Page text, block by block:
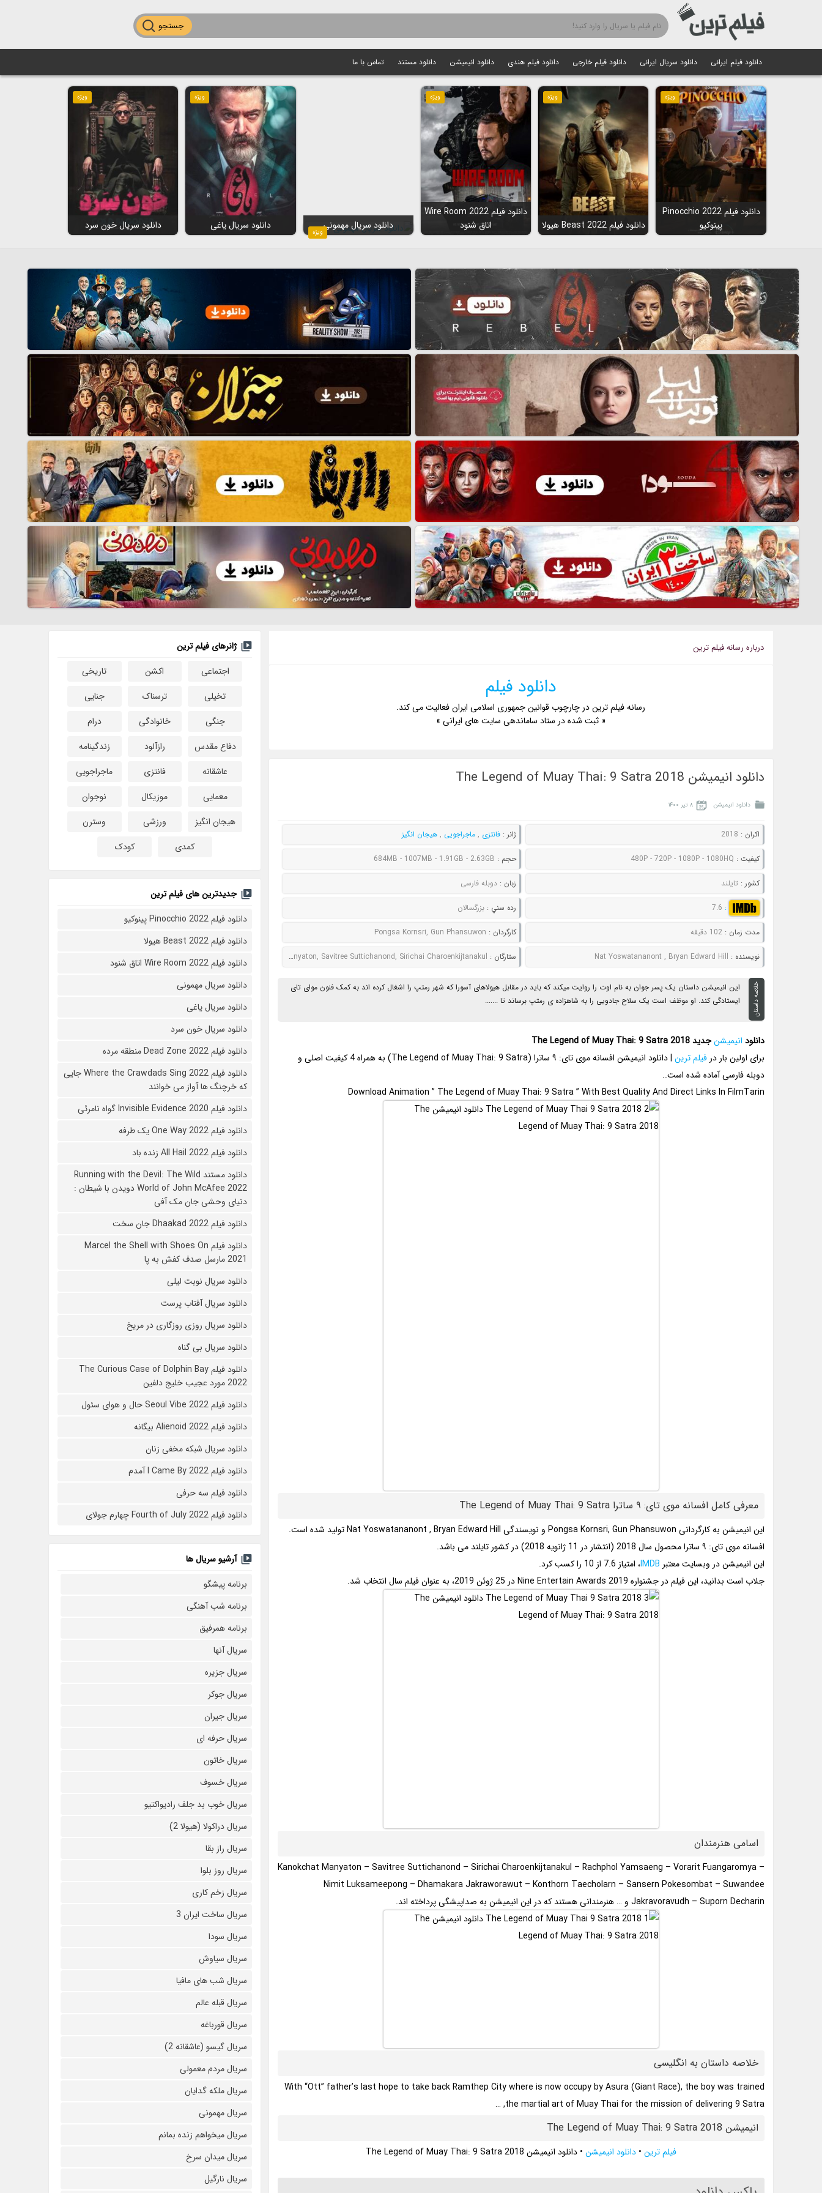
جستجو
دانلود فیلم ایرانی دانلود سریال ایرانی دانلود فیلم خارجی دانلود فیلم هندی دانلود انیمیشن دانلود مستند تماس با ما
ویژه
دانلود فیلم Pinocchio 2022
پینوکیو
ویژه
دانلود فیلم Beast 2022 هیولا
ویژه
دانلود فیلم Wire Room 2022
اتاق شنود
ویژه
دانلود سریال مهمونی
ویژه
دانلود سریال یاغی
ویژه
دانلود سریال خون سرد
درباره رسانه فيلم ترين
دانلود فیلم
رسانه فیلم ترین در چارچوب قوانین جمهوری اسلامی ایران فعالیت می کند.
« ثبت شده در ستاد ساماندهی سایت های ایرانی »
دانلود انیمیشن The Legend of Muay Thai: 9 Satra 2018
دانلود انیمیشن ۸ تیر ۱۴۰۰
اکران : 2018 ژانر :فانتزی ,ماجراجویی ,هیجان انگیز
کيفيت : 480P - 720P - 1080P - 1080HQ حجم : 684MB - 1007MB - 1.91GB - 2.63GB
کشور : تایلند زبان :دوبله فارسی
:
7.6 رده سني :بزرگسالان
مدت زمان :102 دقیقه کارگردان : Pongsa Kornsri, Gun Phansuwon
نويسنده : Nat Yoswatananont , Bryan Edward Hill ستارگان : Kanokchat Manyaton, Savitree Suttichanond, Sirichai Charoenkijtanakul
خلاصه داستان
این انیمیشن داستان یک پسر جوان به نام اوت را روایت میکند که باید در مقابل هیولاهای آسورا که شهر رمتپ را اشغال کرده اند به کمک فنون موای تای
ایستادگی کند. او موظف است یک سلاح جادویی را به شاهزاده ی رمتپ برساند تا .......
دانلود انیمیشنجدید The Legend of Muay Thai: 9 Satra 2018
برای اولین بار درفیلم ترین
| دانلود انیمیشن افسانه موی تای: ۹ ساترا (The Legend of Muay Thai: 9 Satra) به همراه 4 کیفیت اصلی و
دوبله فارسی آماده شده است..
Download Animation ” The Legend of Muay Thai: 9 Satra ” With Best Quality And Direct Links In FilmTarin
معرفی کامل افسانه موی تای: ۹ ساترا The Legend of Muay Thai: 9 Satra
این انیمیشن به کارگردانی Pongsa Kornsri, Gun Phansuwon و نویسندگی Nat Yoswatananont , Bryan Edward Hill تولید شده است.
افسانه موی تای: ۹ ساترا محصول سال 2018 (انتشار در 11 ژانویه 2018) در کشور تایلند می باشد.
این انیمیشن در وبسایت معتبر IMDB، امتیاز 7.6 از 10 را کسب کرد.
جلاب است بدانید، این فیلم در جشنواره Nine Entertain Awards 2019 در 25 ژوئن 2019، به عنوان فیلم سال انتخاب شد.
اسامی هنرمندان
Kanokchat Manyaton – Savitree Suttichanond – Sirichai Charoenkijtanakul – Rachphol Yamsaeng – Vorarit Fuangaromya –
Nimit Luksameepong – Dhamakara Jakraworawut – Konthorn Taecholarn – Sansern Pokesombat – Suwandee
Jakravoravudh – Suporn Decharin و … هنرمندانی هستند که در این انیمیشن به صداپیشگی پرداخته اند.
خلاصه داستان به انگلیسی
With “Ott” father’s last hope to take back Ramthep City where is now occupy by Asura (Giant Race), the boy was trained
the martial art of Muay Thai for the mission of delivering 9 Satra, …
انیمیشن The Legend of Muay Thai: 9 Satra 2018
فیلم ترین •دانلود انیمیشن •دانلود انیمیشن The Legend of Muay Thai: 9 Satra 2018
ژانرهای فیلم ترین
اجتماعی
اکشن
تاریخی
تخیلی
ترسناک
جنایی
جنگی
خانوادگی
درام
دفاع مقدس
رازآلود
زندگینامه
عاشقانه
فانتزی
ماجراجویی
معمایی
موزیکال
نوجوان
هیجان انگیز
ورزشی
وسترن
کمدی
کودک
جدیدترین های فیلم ترین
دانلود فیلم Pinocchio 2022 پینوکیو
دانلود فیلم Beast 2022 هیولا
دانلود فیلم Wire Room 2022 اتاق شنود
دانلود سریال مهمونی
دانلود سریال یاغی
دانلود سریال خون سرد
دانلود فیلم 2022 Dead Zone منطقه مرده
دانلود فیلم Where the Crawdads Sing 2022 جایی
که خرچنگ ها آواز می خوانند
دانلود فیلم 2020 Invisible Evidence گواه نامرئی
دانلود فیلم One Way 2022 یک طرفه
دانلود فیلم All Hail 2022 زنده باد
دانلود مستند Running with the Devil: The Wild
World of John McAfee 2022 دویدن با شیطان :
دنیای وحشی جان مک آفی
دانلود فیلم Dhaakad 2022 جان سخت
دانلود فیلم Marcel the Shell with Shoes On
2021 مارسل صدف کفش به پا
دانلود سریال نوبت لیلی
دانلود سریال آفتاب پرست
دانلود سریال روزی روزگاری در مریخ
دانلود سریال بی گناه
دانلود فیلم The Curious Case of Dolphin Bay
2022 مورد عجیب خلیج دلفین
دانلود فیلم Seoul Vibe 2022 حال و هوای سئول
دانلود فیلم Alienoid 2022 بیگانه
دانلود سریال شبکه مخفی زنان
دانلود فیلم I Came By 2022 آمدم
دانلود فیلم سه حرفی
دانلود فیلم Fourth of July 2022 چهارم جولای
آرشیو سریال ها
برنامه پیشگو
برنامه شب آهنگی
برنامه همرفیق
سریال آنها
سریال جزیره
سریال جوکر
سریال جیران
سریال حرفه ای
سریال خاتون
سریال خسوف
سریال خوب بد جلف رادیواکتیو
سریال دراکولا (هیولا 2)
سریال راز بقا
سریال روز بلوا
سریال زخم کاری
سریال ساخت ایران 3
سریال سودا
سریال سیاوش
سریال شب های مافیا
سریال قبله عالم
سریال قورباغه
سریال گیسو (عاشقانه 2)
سریال مردم معمولی
سریال ملکه گدایان
سریال مهمونی
سریال میخواهم زنده بمانم
سریال میدان سرخ
سریال نارگیل